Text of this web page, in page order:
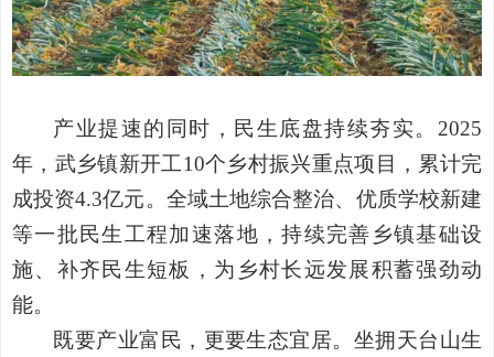
产业提速的同时，民生底盘持续夯实。 2025
年，武乡镇新开工10个乡村振兴重点项目，累计完
成投资4.3亿元。全域土地综合整治、优质学校新建
等一批民生工程加速落地，持续完善乡镇基础设
施、补齐民生短板，为乡村长远发展积蓄强劲动
能。
既要产业富民，更要生态宜居。坐拥天台山生